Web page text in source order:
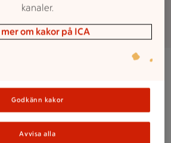
kunder i fokus – vi inspirerar,
att vi alltid kan erbjuda ett gott
Varje roll är lika viktig, och
kanaler.
mer om kakor på ICA
Godkänn kakor
Avvisa alla